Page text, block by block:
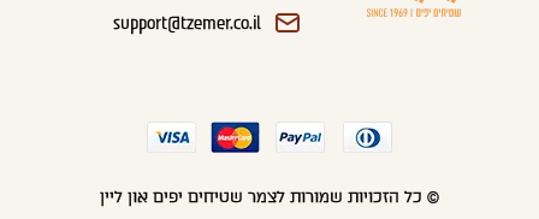
support@tzemer.co.il
© כל הזכויות שמורות לצמר שטיחים יפים און ליין